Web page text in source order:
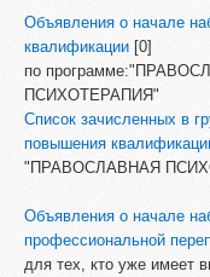
Объявления о начале
квалификации [0]
по
ПСИХОТЕРАПИЯ"
Список зачисленных в
повышения
"ПРАВОСЛАВНАЯ
Объявления о начале
профессиональной
для тех, кто уже имеет